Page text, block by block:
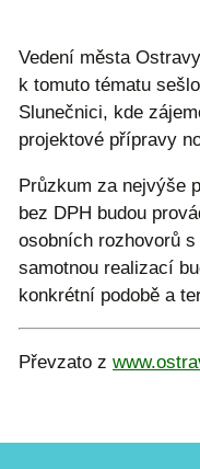
Vedení města
k tomuto tématu
Slunečnici, kde
projektové přípravy
Průzkum za nejvýše
bez DPH budou
osobních rozhovorů
samotnou realizací
konkrétní podobě a
Převzato z